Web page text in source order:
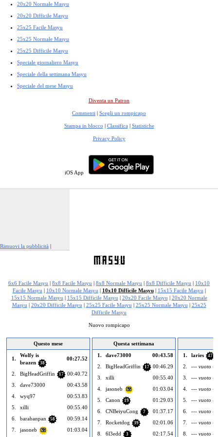
20x20 Normale Masyu
20x20 Difficile Masyu
25x25 Facile Masyu
25x25 Normale Masyu
25x25 Difficile Masyu
Speciale giornaliero Masyu
Speciale della settimana Masyu
Speciale del mese Masyu
Diventa un Patron
Commenti | Scegli un rompicapo
Stampa in blocco | Classifica | Statistiche
Privacy Policy
iOS App
Rimuovi la pubblicità |
6x6 Facile Masyu | 8x8 Facile Masyu | 8x8 Normale Masyu | 8x8 Difficile Masyu | 10x10
Facile Masyu | 10x10 Normale Masyu | 10x10 Difficile Masyu| 15x15 Facile Masyu |
15x15 Normale Masyu | 15x15 Difficile Masyu | 20x20 Facile Masyu | 20x20 Normale
Masyu | 20x20 Difficile Masyu | 25x25 Facile Masyu | 25x25 Normale Masyu | 25x25
Difficile Masyu
Nuovo rompicapo
Questo mese
1.
Wolfy is
brazen
38
00:27.52
2. BigHeadGriffin 17
00:40.72
3.
dave73000
00:43.58
4.
wyq97
00:53.83
5.
xilli
00:55.40
6.
barabanpan 58
00:59.14
7.
jasoneb 65
01:03.04
Questa settimana
1.
dave73000
00:43.58
2.
BigHeadGriffin 17
00:46.29
3.
xilli
00:55.40
4.
jasoneb 65
01:03.04
5.
Canon 19
01:29.03
6.
CNBeiyuCong 7
01:37.17
7.
Rocketdog 39
02:01.06
8.
6l3edd 3
02:17.54
1.
laries 47
2.
--- vuoto ---
3.
--- vuoto ---
4.
--- vuoto ---
5.
--- vuoto ---
6.
--- vuoto ---
7.
--- vuoto ---
8.
--- vuoto ---